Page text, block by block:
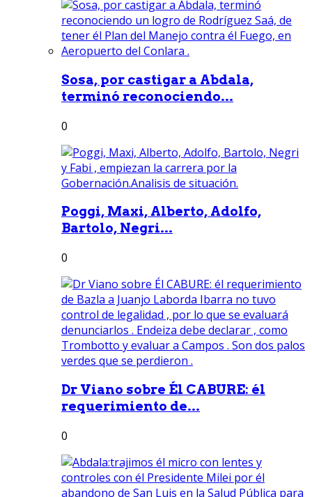
Sosa, por castigar a Abdala,
terminó reconociendo...
0
Poggi, Maxi, Alberto, Adolfo,
Bartolo, Negri...
0
Dr Viano sobre Él CABURE: él
requerimiento de...
0